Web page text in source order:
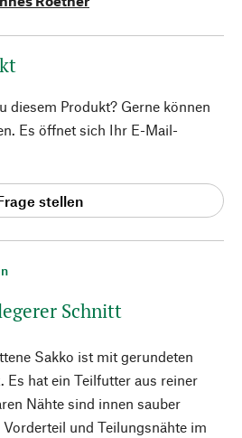
Schnitt
Sakko ist mit gerundeten
Es hat ein Teilfutter aus reiner
Nähte sind innen sauber
und Teilungsnähte im
diesem Produkt? Gerne können
Es öffnet sich Ihr E-Mail-
stellen